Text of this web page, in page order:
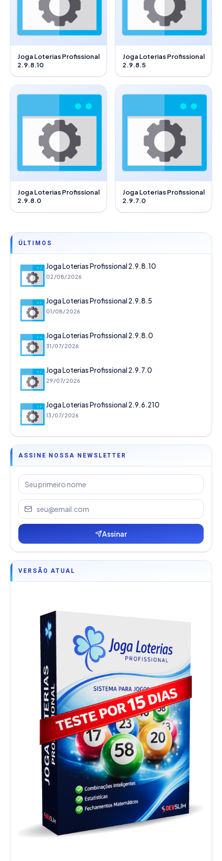
Joga Loterias Profissional
2.9.8.10
Joga Loterias Profissional
2.9.8.5
Joga Loterias Profissional
2.9.8.0
Joga Loterias Profissional
2.9.7.0
ÚLTIMOS
Joga Loterias Profissional 2.9.8.10
02/08/2026
Joga Loterias Profissional 2.9.8.5
01/08/2026
Joga Loterias Profissional 2.9.8.0
31/07/2026
Joga Loterias Profissional 2.9.7.0
29/07/2026
Joga Loterias Profissional 2.9.6.210
13/07/2026
ASSINE NOSSA NEWSLETTER
Assinar
VERSÃO ATUAL